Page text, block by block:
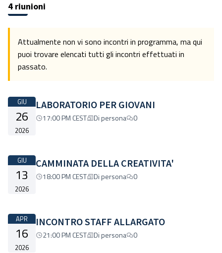
4 riunioni
Attualmente non vi sono incontri in programma, ma qui
puoi trovare elencati tutti gli incontri effettuati in
passato.
GIU
26
2026
LABORATORIO PER GIOVANI
17:00 PM CEST Di persona 0
GIU
13
2026
CAMMINATA DELLA CREATIVITA'
18:00 PM CEST Di persona 0
APR
16
2026
INCONTRO STAFF ALLARGATO
21:00 PM CEST Di persona 0